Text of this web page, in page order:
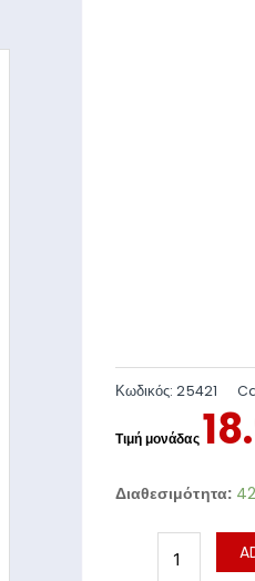
Κωδικός:25421
Διαθεσιμότητα: